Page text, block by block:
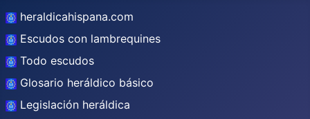
heraldicahispana.com
Escudos con lambrequines
Todo escudos
Glosario heráldico básico
Legislación heráldica